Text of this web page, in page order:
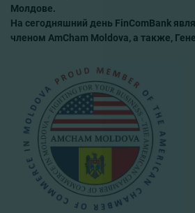
Молдове.
На сегодняшний день FinComBank
членом AmCham Moldova, а также,